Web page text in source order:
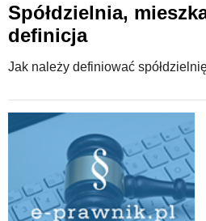
Spółdzielnia,
definicja
Jak należy definiować